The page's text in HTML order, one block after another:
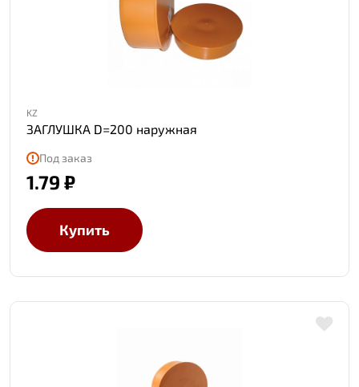
KZ
ЗАГЛУШКА D=200 наружная
Под заказ
1.79 ₽
Купить